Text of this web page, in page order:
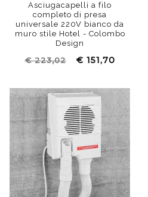
Asciugacapelli a filo
completo di presa
universale 220V bianco da
muro stile Hotel - Colombo
Design
€ 223,02 € 151,70